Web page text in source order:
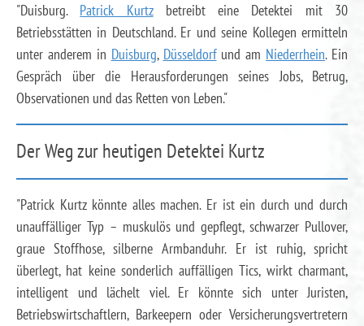
"Duisburg. Patrick Kurtzbetreibt eine Detektei mit 30
Betriebsstätten in Deutschland. Er und seine Kollegen ermitteln
unter anderem in Duisburg, Düsseldorfund am Niederrhein. Ein
Gespräch über die Herausforderungen seines Jobs, Betrug,
Observationen und das Retten von Leben."
Der Weg zur heutigen Detektei Kurtz
"Patrick Kurtz könnte alles machen. Er ist ein durch und durch
unauffälliger Typ – muskulös und gepflegt, schwarzer Pullover,
graue Stoffhose, silberne Armbanduhr. Er ist ruhig, spricht
überlegt, hat keine sonderlich auffälligen Tics, wirkt charmant,
intelligent und lächelt viel. Er könnte sich unter Juristen,
Betriebswirtschaftlern, Barkeepern oder Versicherungsvertretern